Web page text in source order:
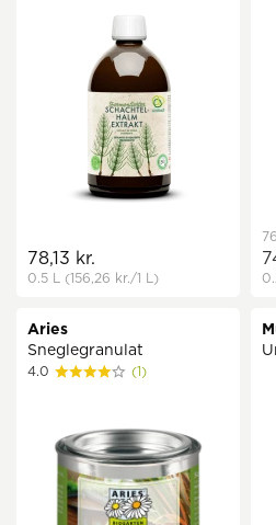
78,13 kr.
0.5 L (156,26 kr./1 L)
Aries
Sneglegranulat
4.0 (1)